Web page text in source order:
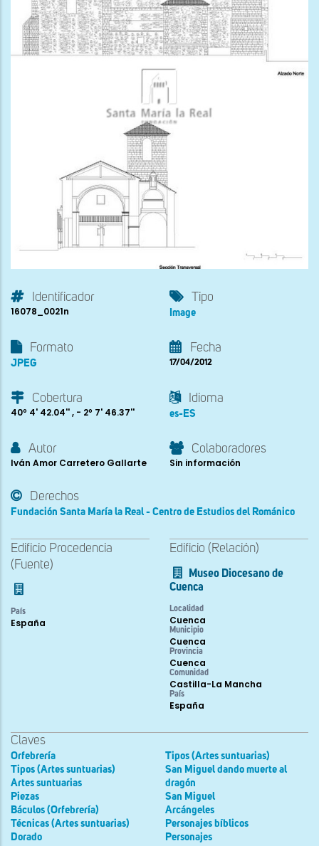
Identificador
16078_0021n
Tipo
Image
Formato
JPEG
Fecha
17/04/2012
Cobertura
40º 4' 42.04'' , - 2º 7' 46.37''
Idioma
es-ES
Autor
Iván Amor Carretero Gallarte
Colaboradores
Sin información
Derechos
Fundación Santa María la Real - Centro de Estudios del Románico
Edificio Procedencia
(Fuente)
País
España
Edificio (Relación)
Museo Diocesano de
Cuenca
Localidad
Cuenca
Municipio
Cuenca
Provincia
Cuenca
Comunidad
Castilla-La Mancha
País
España
Claves
Orfebrería
Tipos (Artes suntuarias)
Artes suntuarias
Piezas
Báculos (Orfebrería)
Técnicas (Artes suntuarias)
Dorado
Tipos (Artes suntuarias)
San Miguel dando muerte al
dragón
San Miguel
Arcángeles
Personajes bíblicos
Personajes